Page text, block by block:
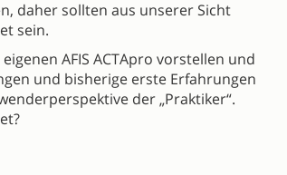
daher sollten aus unserer Sicht
sein.
AFIS ACTApro vorstellen und
und bisherige erste Erfahrungen
der „Praktiker“.